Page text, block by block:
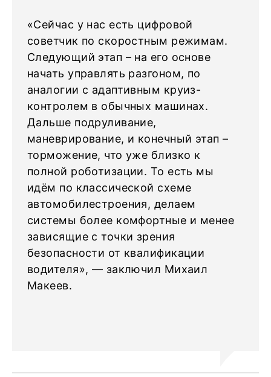
«Сейчас у нас есть цифровой
советчик по скоростным режимам.
Следующий этап – на его основе
начать управлять разгоном, по
аналогии с адаптивным круиз-
контролем в обычных машинах.
Дальше подруливание,
маневрирование, и конечный этап –
торможение, что уже близко к
полной роботизации. То есть мы
идём по классической схеме
автомобилестроения, делаем
системы более комфортные и менее
зависящие с точки зрения
безопасности от квалификации
водителя», — заключил Михаил
Макеев.